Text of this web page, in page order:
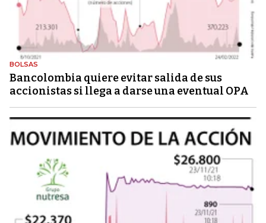
BOLSAS
Bancolombia quiere evitar salida de sus
accionistas si llega a darse una eventual OPA